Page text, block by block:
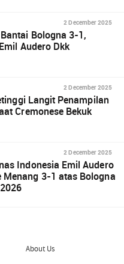
2 December 2025
Bologna 3-1,
Audero Dkk
2 December 2025
Langit Penampilan
Cremonese Bekuk
2 December 2025
Indonesia Emil Audero
Menang 3-1 atas Bologna
About Us